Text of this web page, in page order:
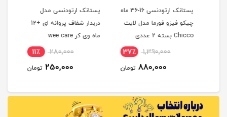
پستانک ارتودنسی 16-36 ماه
چیکو فیزو فورما مدل لایت
Chicco بسته 2 عددی
1,390,000 37٪
880,000 تومان
پستانک ارتودنسی مدل
دربدار شفاف پروانه ای +12
ماه وی کر wee care
280,000 11٪
250,000 تومان